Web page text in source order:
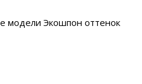
модели Экошпон оттенок